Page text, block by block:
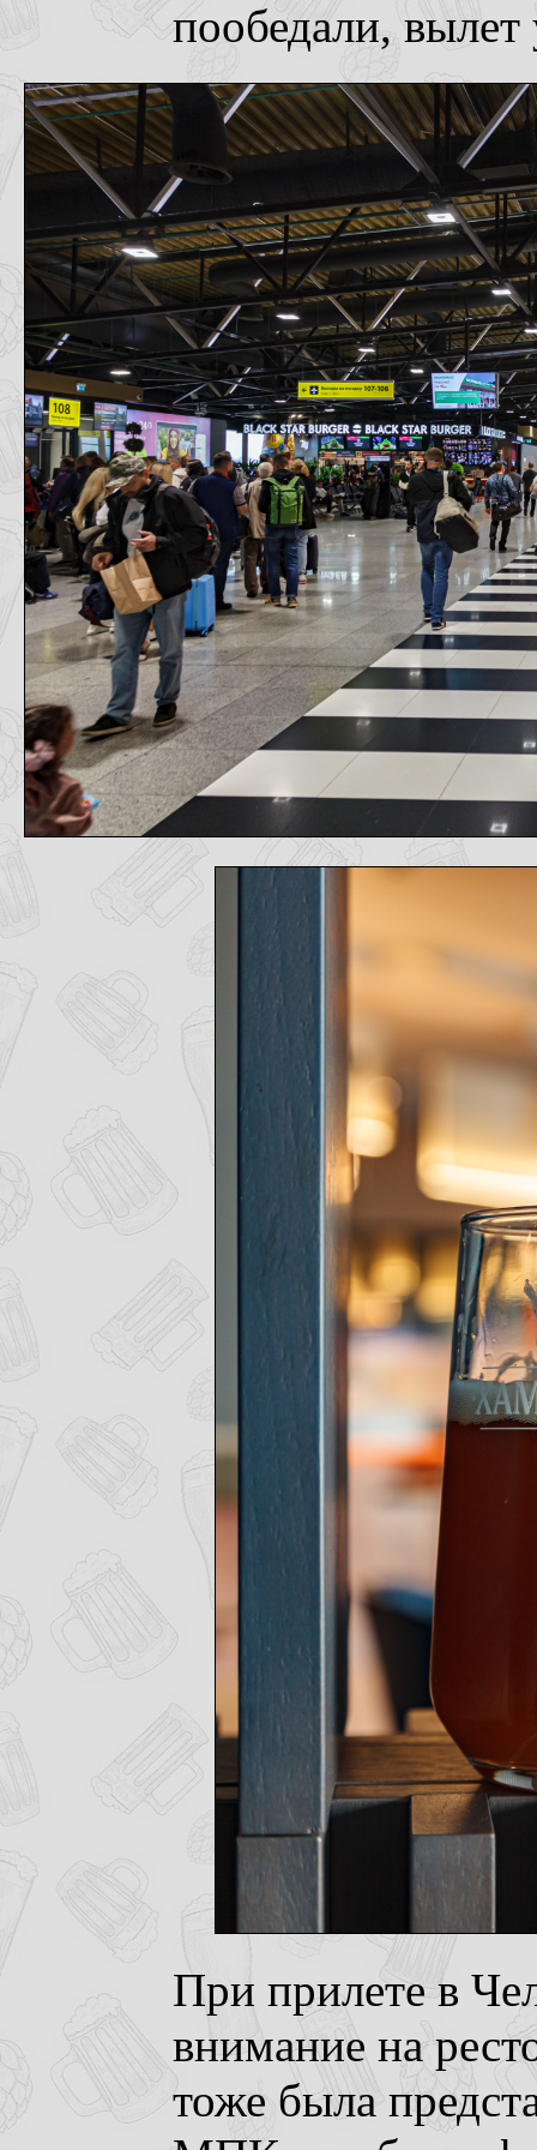
пообедали,
При прилете в
внимание на
тоже была